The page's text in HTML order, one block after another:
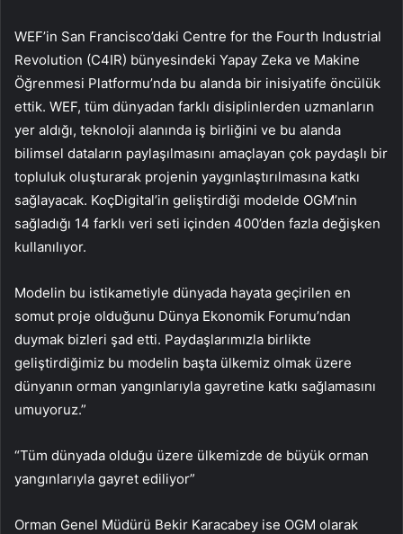
WEF’in San Francisco’daki Centre for the Fourth Industrial
Revolution (C4IR) bünyesindeki Yapay Zeka ve Makine
Öğrenmesi Platformu’nda bu alanda bir inisiyatife öncülük
ettik. WEF, tüm dünyadan farklı disiplinlerden uzmanların
yer aldığı, teknoloji alanında iş birliğini ve bu alanda
bilimsel dataların paylaşılmasını amaçlayan çok paydaşlı bir
topluluk oluşturarak projenin yaygınlaştırılmasına katkı
sağlayacak. KoçDigital’in geliştirdiği modelde OGM’nin
sağladığı 14 farklı veri seti içinden 400’den fazla değişken
kullanılıyor.
Modelin bu istikametiyle dünyada hayata geçirilen en
somut proje olduğunu Dünya Ekonomik Forumu’ndan
duymak bizleri şad etti. Paydaşlarımızla birlikte
geliştirdiğimiz bu modelin başta ülkemiz olmak üzere
dünyanın orman yangınlarıyla gayretine katkı sağlamasını
umuyoruz.”
“Tüm dünyada olduğu üzere ülkemizde de büyük orman
yangınlarıyla gayret ediliyor”
Orman Genel Müdürü Bekir Karacabey ise OGM olarak